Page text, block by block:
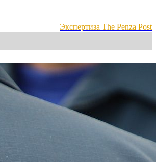
Экспертиза The Penza Post